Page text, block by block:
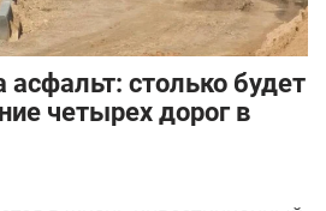
столько будет
четырех дорог в